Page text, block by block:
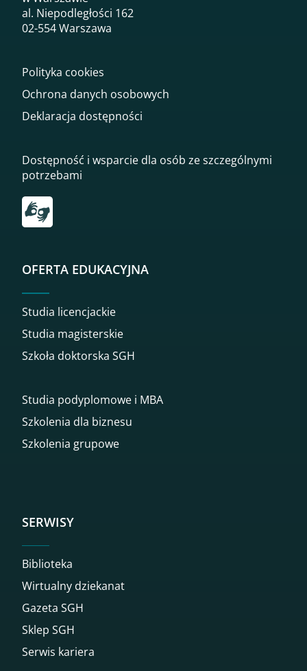
al. Niepodległości 162
02-554 Warszawa
Polityka cookies
Ochrona danych osobowych
Deklaracja dostępności
Dostępność i wsparcie dla osób ze szczególnymi
potrzebami
Przekierowanie do tłumacza on-line języka migowego
OFERTA EDUKACYJNA
Studia licencjackie
Studia magisterskie
Szkoła doktorska SGH
Studia podyplomowe i MBA
Szkolenia dla biznesu
Szkolenia grupowe
SERWISY
Biblioteka
Wirtualny dziekanat
Gazeta SGH
Sklep SGH
Serwis kariera